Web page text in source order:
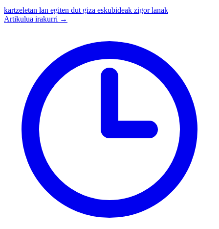
kartzeletan lan egiten dut giza eskubideak zigor lanak
Artikulua irakurri →